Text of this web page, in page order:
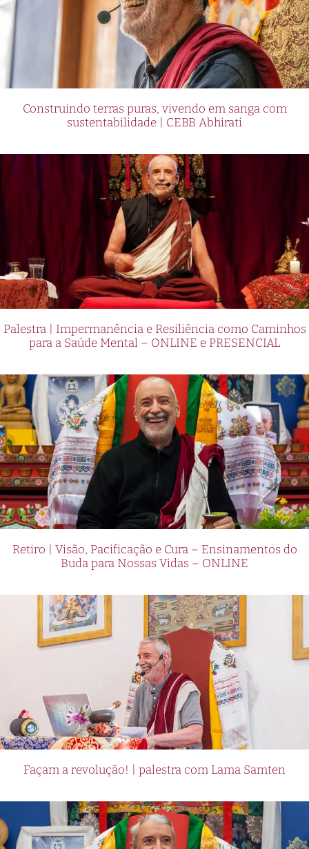
Construindo terras puras, vivendo em sanga com
sustentabilidade | CEBB Abhirati
Palestra | Impermanência e Resiliência como Caminhos
para a Saúde Mental – ONLINE e PRESENCIAL
Retiro | Visão, Pacificação e Cura – Ensinamentos do
Buda para Nossas Vidas – ONLINE
Façam a revolução! | palestra com Lama Samten